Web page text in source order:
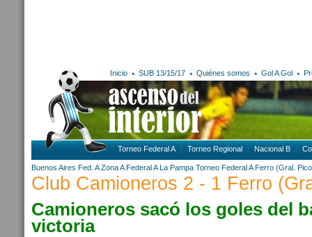
Inicio SUB 13/15/17 Quiénes somos Gol A Gol
Torneo Federal A Torneo Regional Nacional B
Buenos Aires Fed. A Zona A Federal A La Pampa Torneo Federal A Ferro (Gral.
Club Camioneros 2 - 1 Ferro
Camioneros sacó los goles del
victoria